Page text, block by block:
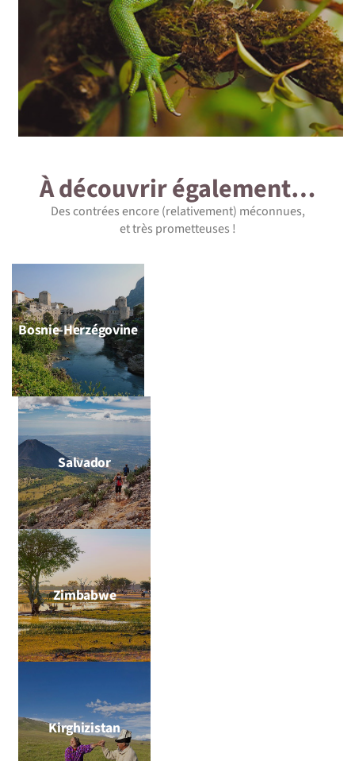
À découvrir également…
Des contrées encore (relativement) méconnues,
et très prometteuses !
Bosnie-Herzégovine
Salvador
Zimbabwe
Kirghizistan